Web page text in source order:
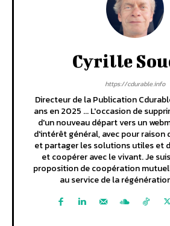
Cyrille
https://cdurable.info
Directeur de la Publication
ans en 2025 ... L'occasion de
d'un nouveau départ vers un
d'intérêt général, avec pour raison
et partager les solutions utiles et
et coopérer avec le vivant. Je
proposition de coopération
au service de la